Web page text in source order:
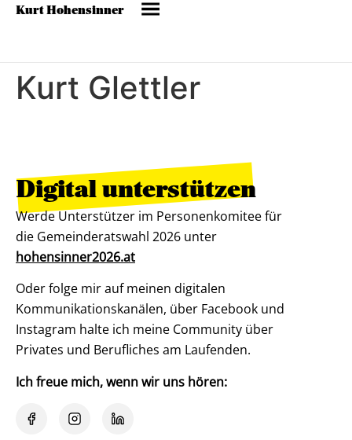
Kurt Hohensinner
Kurt Glettler
Digital unterstützen
Werde Unterstützer im Personenkomitee für
die Gemeinderatswahl 2026 unter
hohensinner2026.at
Oder folge mir auf meinen digitalen
Kommunikationskanälen, über Facebook und
Instagram halte ich meine Community über
Privates und Berufliches am Laufenden.
Ich freue mich, wenn wir uns hören: